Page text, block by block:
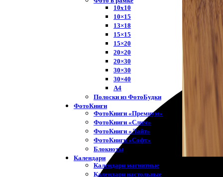
10х10
10×15
13×18
15×15
15×20
20×20
20×30
30×30
30×40
A4
Полоски из ФотоБудки
ФотоКниги
ФотоКниги «Премиум»
ФотоКниги «Слим»
ФотоКниги «Лайт»
ФотоКниги «Софт»
Блокноты
Календари
Календари магнитные
Календари настольные